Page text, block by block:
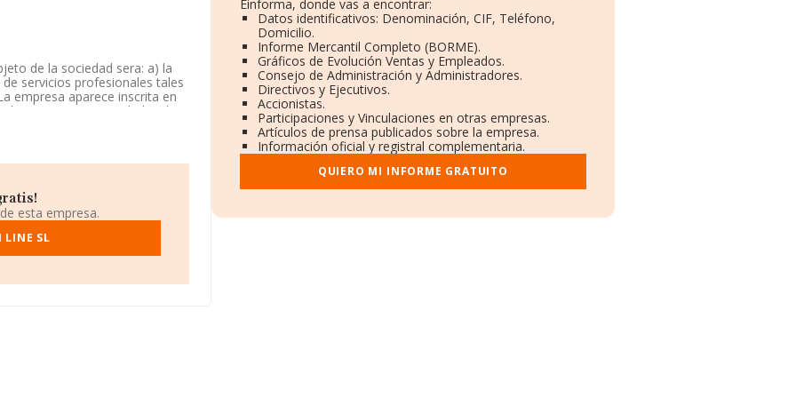
de la sociedad sera: a) la
servicios profesionales tales
empresa aparece inscrita en
CNAE como 'Actividades de
La sociedad no tiene
en la base de datos
a los niveles de facturación
el ranking sectorial, pasando
en el ranking de sectores:
S.L; por detras de ella
ha ocupado peor posición
esta empresa.
LINE SL
Einforma, donde vas a encontrar:
Datos identificativos: Denominación, CIF, Teléfono,
Domicilio.
Informe Mercantil Completo (BORME).
Gráficos de Evolución Ventas y Empleados.
Consejo de Administración y Administradores.
Directivos y Ejecutivos.
Accionistas.
Participaciones y Vinculaciones en otras empresas.
Artículos de prensa publicados sobre la empresa.
Información oficial y registral complementaria.
QUIERO MI INFORME GRATUITO